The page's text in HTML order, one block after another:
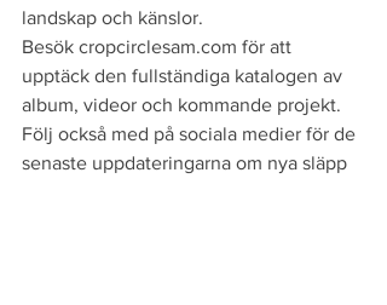
landskap och känslor.
Besök cropcirclesam.com för att
upptäck den fullständiga katalogen av
album, videor och kommande projekt.
Följ också med på sociala medier för de
senaste uppdateringarna om nya släpp